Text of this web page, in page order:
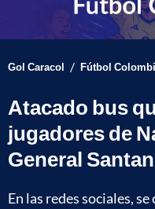
Gol Caracol / Fútbol
Atacado bus
jugadores de
General
En las redes sociales,